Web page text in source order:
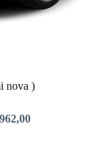
nova )